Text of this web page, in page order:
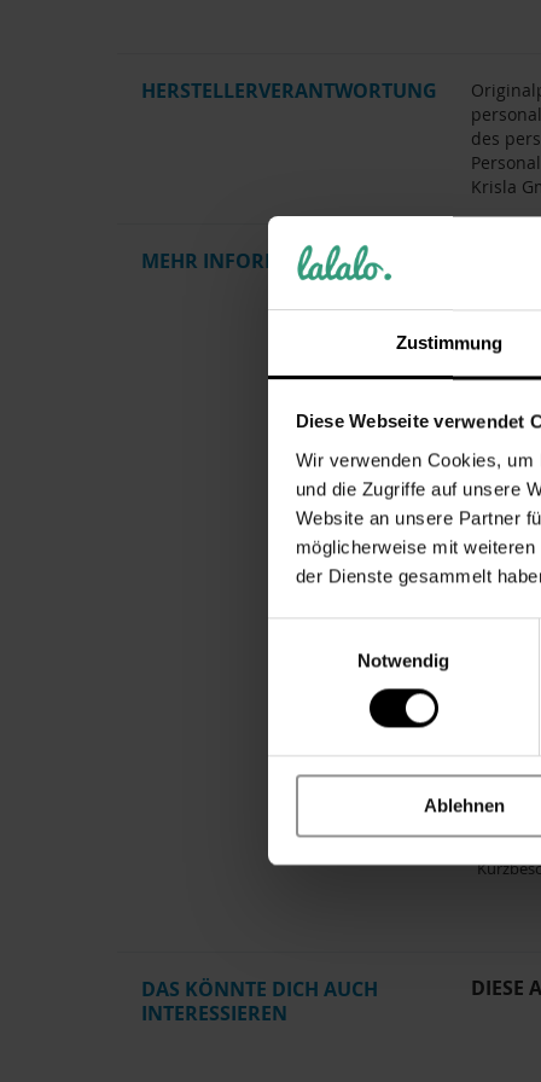
Zustimmung
Diese Webseite verwendet
Wir verwenden Cookies,
und die Zugriffe auf unsere
Website an unsere Partner
möglicherweise mit
der Dienste gesammelt
Notwendig
Ablehnen
HERSTELLERVERANTWORTUNG
des
Krisla
MEHR INFORMATIONEN
Hersteller
Motiv /
DAS KÖNNTE DICH AUCH
INTERESSIEREN
DIESE